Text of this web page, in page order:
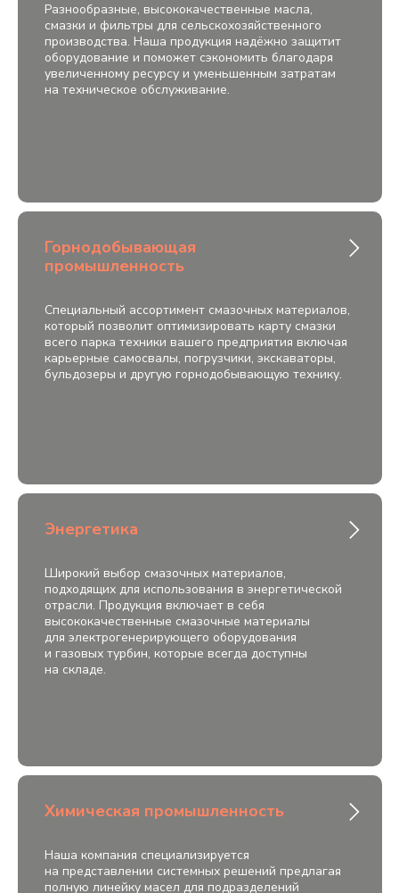
Разнообразные, высококачественные масла,
смазки и фильтры для сельскохозяйственного
производства. Наша продукция надёжно защитит
оборудование и поможет сэкономить благодаря
увеличенному ресурсу и уменьшенным затратам
на техническое обслуживание.
Горнодобывающая
промышленность
Специальный ассортимент смазочных материалов,
который позволит оптимизировать карту смазки
всего парка техники вашего предприятия включая
карьерные самосвалы, погрузчики, экскаваторы,
бульдозеры и другую горнодобывающую технику.
Энергетика
Широкий выбор смазочных материалов,
подходящих для использования в энергетической
отрасли. Продукция включает в себя
высококачественные смазочные материалы
для электрогенерирующего оборудования
и газовых турбин, которые всегда доступны
на складе.
Химическая промышленность
Наша компания специализируется
на представлении системных решений предлагая
полную линейку масел для подразделений